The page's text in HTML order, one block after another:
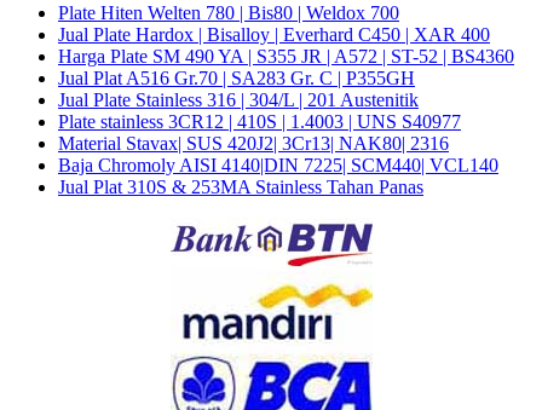
Plate Hiten Welten 780 | Bis80 | Weldox 700
Jual Plate Hardox | Bisalloy | Everhard C450 | XAR 400
Harga Plate SM 490 YA | S355 JR | A572 | ST-52 | BS4360
Jual Plat A516 Gr.70 | SA283 Gr. C | P355GH
Jual Plate Stainless 316 | 304/L | 201 Austenitik
Plate stainless 3CR12 | 410S | 1.4003 | UNS S40977
Material Stavax| SUS 420J2| 3Cr13| NAK80| 2316
Baja Chromoly AISI 4140|DIN 7225| SCM440| VCL140
Jual Plat 310S & 253MA Stainless Tahan Panas